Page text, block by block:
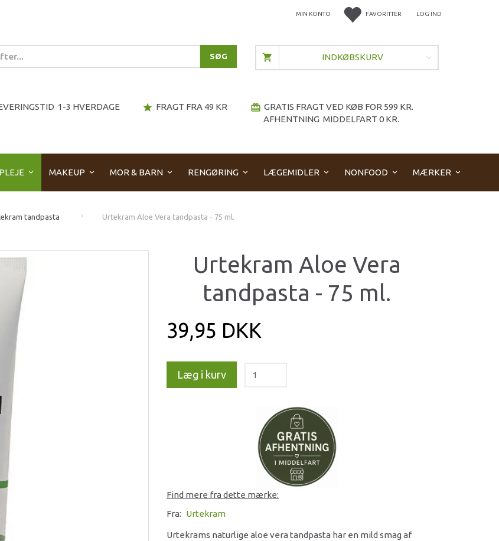
FAVORITTER LOG IND
MIN KONTO
SØG
1-3 HVERDAGE star FRAGT FRA 49 KR redeem GRATIS FRAGT VED KØB FOR 599 KR.
AFHENTNING MIDDELFART 0 KR.
INDKØBSKURV
MAKEUP MOR & BARN RENGØRING LÆGEMIDLER NONFOOD MÆRKER
tandpasta Urtekram Aloe Vera tandpasta - 75 ml.
Urtekram Aloe Vera
tandpasta - 75 ml.
39,95 DKK
Læg i kurv
Find mere fra dette mærke:
Fra: Urtekram
Urtekrams naturlige aloe vera tandpasta har en mild smag af